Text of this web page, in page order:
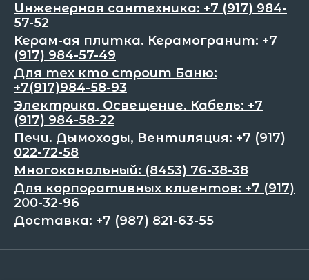
Инженерная сантехника: +7 (917) 984-
57-52
Керам-ая плитка. Керамогранит: +7
(917) 984-57-49
Для тех кто строит Баню:
+7(917)984-58-93
Электрика. Освещение. Кабель: +7
(917) 984-58-22
Печи. Дымоходы, Вентиляция: +7 (917)
022-72-58
Многоканальный: (8453) 76-38-38
Для корпоративных клиентов: +7 (917)
200-32-96
Доставка: +7 (987) 821-63-55